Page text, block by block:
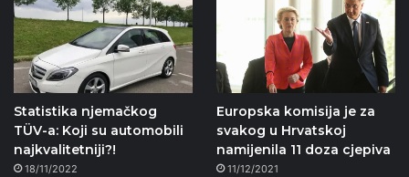
Statistika njemačkog
TÜV-a: Koji su automobili
najkvalitetniji?!
18/11/2022
Europska komisija je za
svakog u Hrvatskoj
namijenila 11 doza cjepiva
11/12/2021